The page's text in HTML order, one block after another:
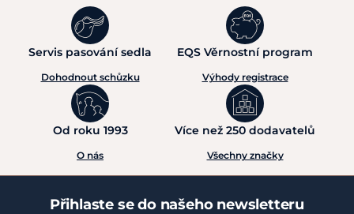
Servis pasování sedla
Dohodnout schůzku
EQS Věrnostní program
Výhody registrace
Od roku 1993
O nás
Více než 250 dodavatelů
Všechny značky
Přihlaste se do našeho newsletteru